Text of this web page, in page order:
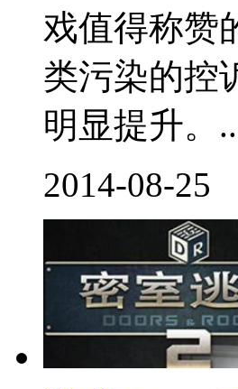
戏值得称赞
类污染的控
明显提升。
2014-08-25